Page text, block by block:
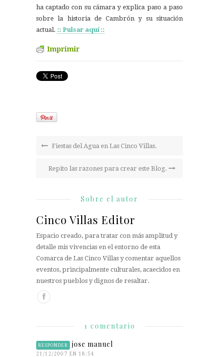
ha captado con su cámara y explica paso a paso
sobre la historia de Cambrón y su situación
actual. :: Pulsar aquí ::
Imprimir
Fiestas del Agua en Las Cinco Villas.
Repito las razones para crear este Blog.
Sobre el autor
Cinco Villas Editor
Espacio creado, para tratar con más amplitud y
detalle mis vivencias en el entorno de esta
Comarca de Las Cinco Villas y comentar aquellos
eventos, principalmente culturales, acaecidos en
nuestros pueblos y dignos de resaltar.
1 comentario
RESPONDER jose manuel
21/12/2007 EN 18:54